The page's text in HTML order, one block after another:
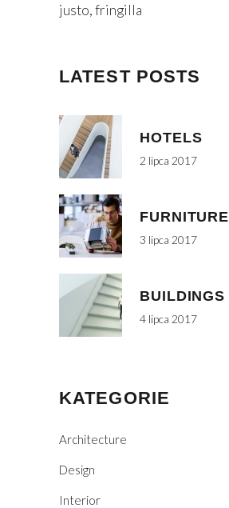
justo, fringilla
LATEST POSTS
HOTELS
2 lipca 2017
FURNITURE
3 lipca 2017
BUILDINGS
4 lipca 2017
KATEGORIE
Architecture
Design
Interior